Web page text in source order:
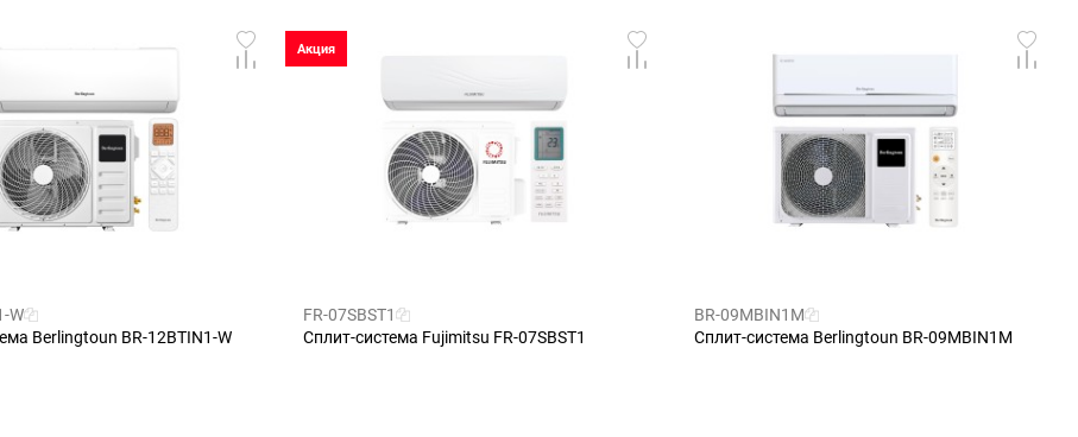
W
Berlingtoun BR-12BTIN1-W
Акция
FR-07SBST1
Сплит-система Fujimitsu FR-07SBST1
BR-09MBIN1M
Сплит-система Berlingtoun BR-09MBIN1M